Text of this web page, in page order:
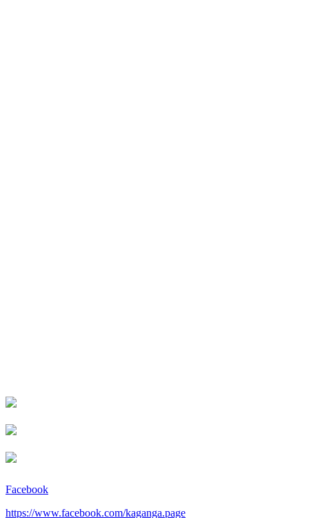
Facebook
https://www.facebook.com/kaganga.page